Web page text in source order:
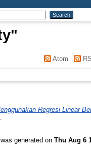
"
Atom
Regresi Linear
generated on Thu Aug 6